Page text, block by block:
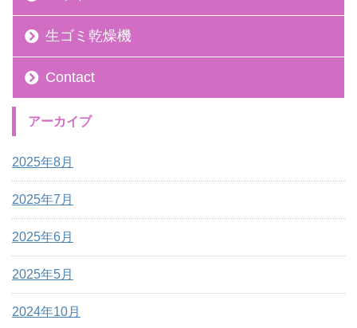
生ゴミ乾燥機
Contact
アーカイブ
2025年8月
2025年7月
2025年6月
2025年5月
2024年10月